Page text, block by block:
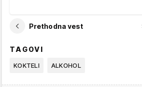
Prethodna vest
TAGOVI
KOKTELI ALKOHOL